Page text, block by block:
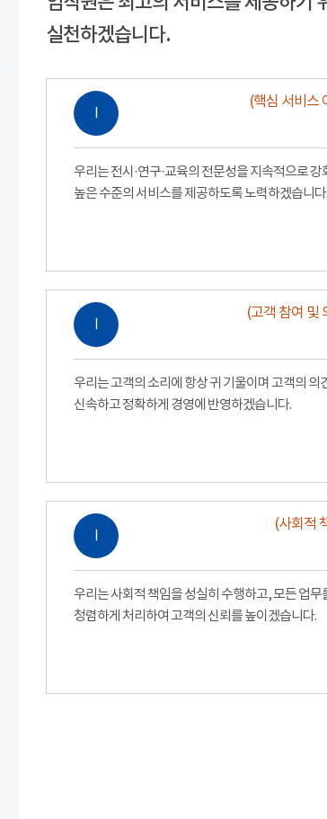
실천하겠습니다.
Ⅰ
(핵심 서비스
우리는 전시·연구·교육의 전문성을 지속적으로 강
높은 수준의 서비스를 제공하도록 노력하겠습니다.
Ⅰ
(고객 참여 및
우리는 고객의 소리에 항상 귀 기울이며 고객의 의
신속하고 정확하게 경영에 반영하겠습니다.
Ⅰ
(사회적
우리는 사회적 책임을 성실히 수행하고, 모든 업무
청렴하게 처리하여 고객의 신뢰를 높이겠습니다.